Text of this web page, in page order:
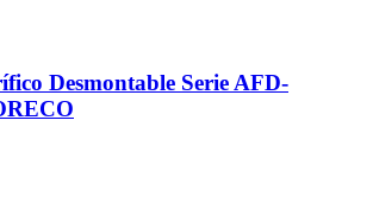
Desmontable Serie AFD-